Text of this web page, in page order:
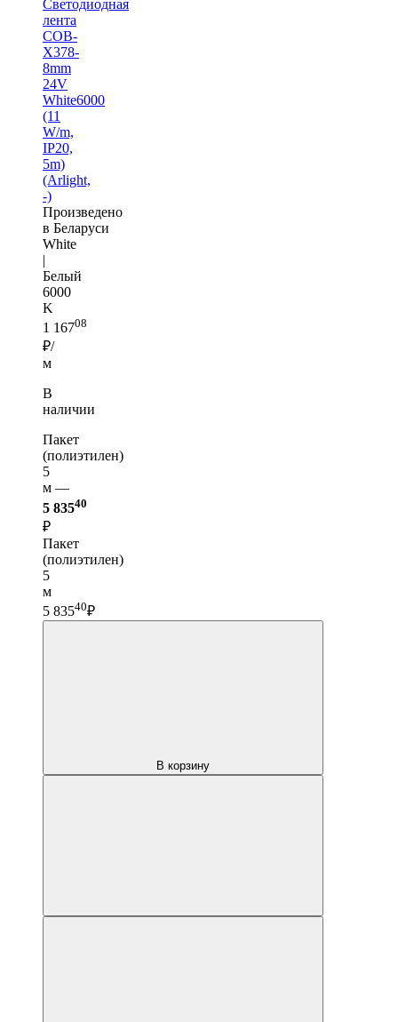
Светодиодная
лента
COB-
X378-
8mm
24V
White6000
(11
W/m,
IP20,
5m)
(Arlight,
-)
Произведено
в Беларуси
White
|
Белый
6000
K
1 16708
₽/
м
В
наличии
Пакет
(полиэтилен)
5
м —
5 83540
₽
Пакет
(полиэтилен)
5
м
5 83540₽
В корзину